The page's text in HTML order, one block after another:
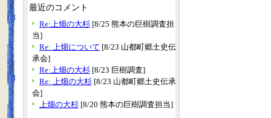
最近のコメント
Re:上畑の大杉 [8/25 熊本の巨樹調査担
当]
Re: 上畑について [8/23 山都町郷土史伝
承会]
Re:上畑の大杉 [8/23 巨樹調査]
Re: 上畑の大杉 [8/23 山都町郷土史伝承
会]
上畑の大杉 [8/20 熊本の巨樹調査担当]